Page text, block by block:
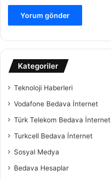
Kategoriler
Teknoloji Haberleri
Vodafone Bedava İnternet
Türk Telekom Bedava İnternet
Turkcell Bedava İnternet
Sosyal Medya
Bedava Hesaplar